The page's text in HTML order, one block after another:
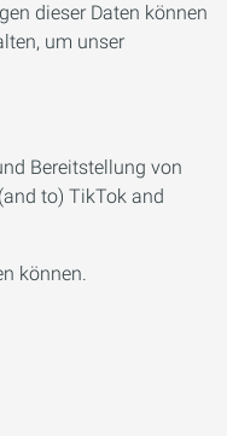
dieser Daten können
um unser
Bereitstellung von
to) TikTok and
können.